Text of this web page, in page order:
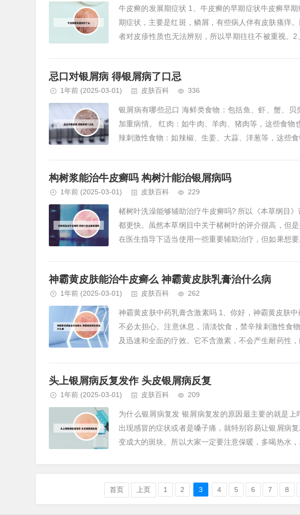
牛皮癣的发展期症状 1、牛皮癣的早期症状牛皮癣早
期症状，主要是红斑，鳞屑，有些病人伴有皮肤瘙痒
者对皮疹性质也无法辨别，所以早期往往不被重视。2
忌口对银屑病 得银屑病了口忌
1年前 (2025-03-01) 皮肤百科 336
银屑病有哪些忌口 海鲜类食物：包括鱼、虾、蟹、
加重病情。 红肉：如牛肉、羊肉、猪肉等，这些食
辣刺激性食物：如辣椒、生姜、大蒜、洋葱等，这些
构树浆能治牛皮癣吗 构树汁能治银屑病吗
1年前 (2025-03-01) 皮肤百科 229
楮树叶洗澡能够辅助治疗牛皮癣吗? 所以《本草纲目
都更快。虽然本草纲目中关于楮树叶的评介很高，但
在医生指导下适当使用一些重要辅助治疗，但如果想
神霸黄皮肤能治牛皮癣么 神霸黄皮肤乳膏治什么病
1年前 (2025-03-01) 皮肤百科 262
神霸黄皮肤中药乳膏含激素吗 1、你好，神霸黄皮肤
不必太担心。注意休息，清淡饮食，禁辛辣刺激性食
及迅速和全面的疗效。它不含激素，不会产生耐药性
头上银屑病反复发作 头皮银屑病反复
1年前 (2025-03-01) 皮肤百科 209
为什么银屑病复发 银屑病复发的原因最主要的就是上
出现感冒的症状或者是嗓子痛，就特别容易让银屑病
变成大的斑块。所以大家一定要注意保暖，多喝热水
首页 上页 1 2 3 4 5 6 7 8